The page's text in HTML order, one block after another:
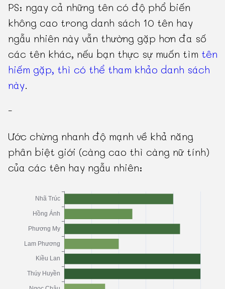
PS: ngay cả những tên có độ phổ biến
không cao trong danh sách 10 tên hay
ngẫu nhiên này vẫn thường gặp hơn đa số
các tên khác, nếu bạn thực sự muốn tìm tên
hiếm gặp, thì có thể tham khảo danh sách
này.
-
Ước chừng nhanh độ mạnh về khả năng
phân biệt giới (càng cao thì càng nữ tính)
của các tên hay ngẫu nhiên: